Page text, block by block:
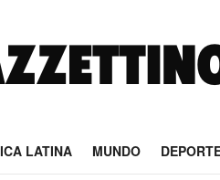
LATINA MUNDO